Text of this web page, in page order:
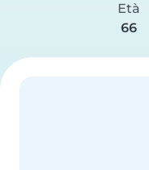
Età
66